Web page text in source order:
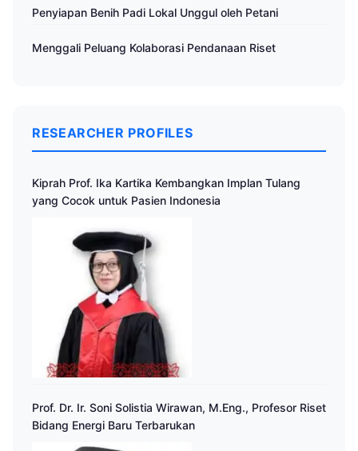
Penyiapan Benih Padi Lokal Unggul oleh Petani
Menggali Peluang Kolaborasi Pendanaan Riset
RESEARCHER PROFILES
Kiprah Prof. Ika Kartika Kembangkan Implan Tulang
yang Cocok untuk Pasien Indonesia
Prof. Dr. Ir. Soni Solistia Wirawan, M.Eng., Profesor Riset
Bidang Energi Baru Terbarukan